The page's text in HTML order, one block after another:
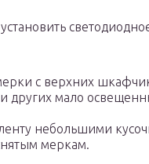
с верхних
других мало
небольшими
меркам.